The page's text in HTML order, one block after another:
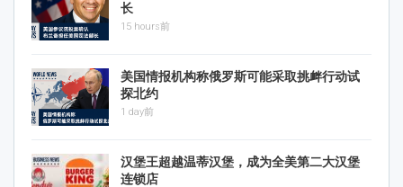
长
15 hours前
美国情报机构称俄罗斯可能采取挑衅行动试
探北约
1 day前
汉堡王超越温蒂汉堡，成为全美第二大汉堡
连锁店